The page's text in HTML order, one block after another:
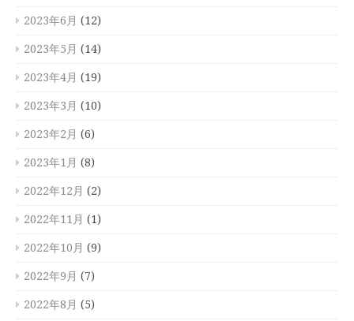
2023年6月 (12)
2023年5月 (14)
2023年4月 (19)
2023年3月 (10)
2023年2月 (6)
2023年1月 (8)
2022年12月 (2)
2022年11月 (1)
2022年10月 (9)
2022年9月 (7)
2022年8月 (5)